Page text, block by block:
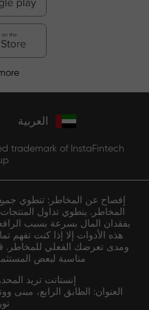
العربية
trademark of InstaFintech
إفصاح عن المخاطر: تنطوي
المخاطر. ينطوي تداول
بفقدان المال بسرعة بسبب
هذه الأدوات إلا إذا كنت تفهم
ومدى تعرضك الفعلي للمخاطر.
مناسبة لبعض
إنستانت تريد
العنوان: الطابق الرابع، مبنى